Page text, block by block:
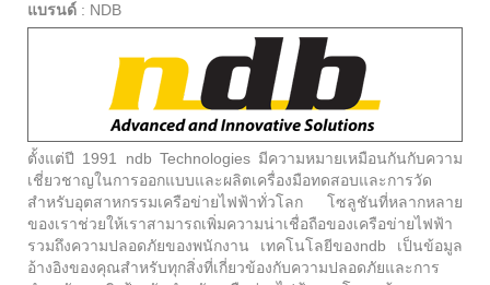
แบรนด์ : NDB
ตั้งแต่ปี 1991 ndb Technologies มีความหมายเหมือนกันกับความ
เชี่ยวชาญในการออกแบบและผลิตเครื่องมือทดสอบและการวัด
สำหรับอุตสาหกรรมเครือข่ายไฟฟ้าทั่วโลก โซลูชันที่หลากหลาย
ของเราช่วยให้เราสามารถเพิ่มความน่าเชื่อถือของเครือข่ายไฟฟ้า
รวมถึงความปลอดภัยของพนักงาน เทคโนโลยีของndb เป็นข้อมูล
อ้างอิงของคุณสำหรับทุกสิ่งที่เกี่ยวข้องกับความปลอดภัยและการ